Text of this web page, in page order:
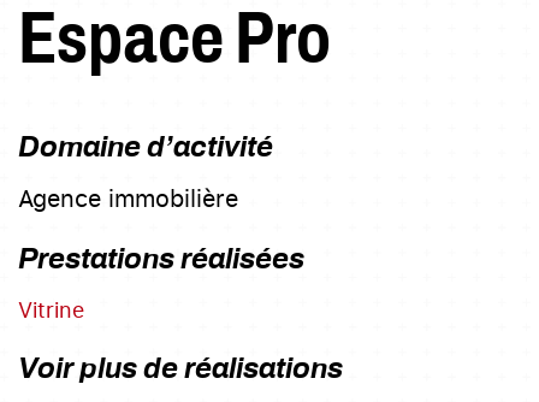
Espace Pro
Domaine d’activité
Agence immobilière
Prestations réalisées
Vitrine
Voir plus de réalisations